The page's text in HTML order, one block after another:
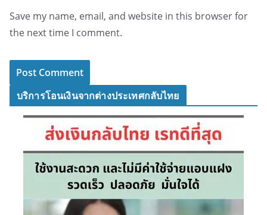
Save my name, email, and website in this browser for
the next time I comment.
บริการโอนเงินจากต่างประเทศกลับไทย